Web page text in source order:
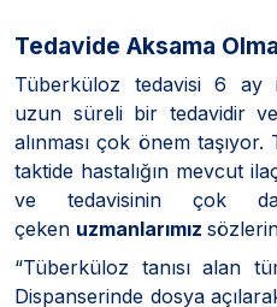
Tedavide Aksama
Tüberküloz tedavisi 6 ay
uzun süreli bir tedavidir
alınması çok önem
taktide hastalığın mevcut
ve tedavisinin çok
çeken uzmanlarımız
“Tüberküloz tanısı alan
Dispanserinde dosya